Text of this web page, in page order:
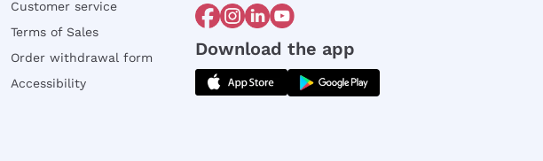
Customer service
Terms of Sales
Order withdrawal form
Accessibility
Download the app